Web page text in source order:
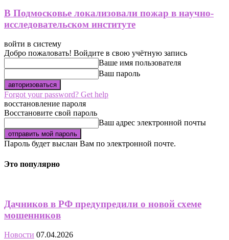
В Подмосковье локализовали пожар в научно-
исследовательском институте
войти в систему
Добро пожаловать! Войдите в свою учётную запись
Ваше имя пользователя
Ваш пароль
Forgot your password? Get help
восстановление пароля
Восстановите свой пароль
Ваш адрес электронной почты
Пароль будет выслан Вам по электронной почте.
Это популярно
Дачников в РФ предупредили о новой схеме
мошенников
Новости 07.04.2026